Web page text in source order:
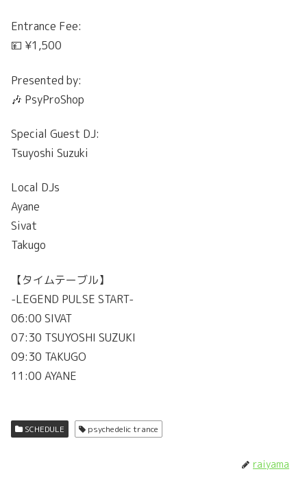
Entrance Fee:
💴 ¥1,500
Presented by:
🎶 PsyProShop
Special Guest DJ:
Tsuyoshi Suzuki
Local DJs
Ayane
Sivat
Takugo
【タイムテーブル】
-LEGEND PULSE START-
06:00 SIVAT
07:30 TSUYOSHI SUZUKI
09:30 TAKUGO
11:00 AYANE
SCHEDULE psychedelic trance
raiyama